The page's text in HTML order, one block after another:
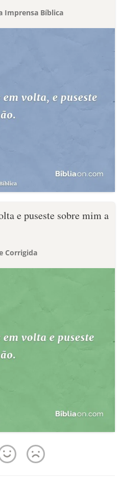
Imprensa Bíblica
e puseste sobre mim a
Corrigida